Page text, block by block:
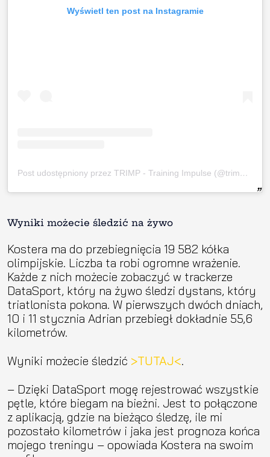
Wyświetl ten post na Instagramie
Post udostępniony przez TRIMP - Training Impulse (@trimp.team)
Wyniki możecie śledzić na żywo
Kostera ma do przebiegnięcia 19 582 kółka
olimpijskie. Liczba ta robi ogromne wrażenie.
Każde z nich możecie zobaczyć w trackerze
DataSport, który na żywo śledzi dystans, który
triatlonista pokona. W pierwszych dwóch dniach,
10 i 11 stycznia Adrian przebiegł dokładnie 55,6
kilometrów.
Wyniki możecie śledzić >TUTAJ<.
– Dzięki DataSport mogę rejestrować wszystkie
pętle, które biegam na bieżni. Jest to połączone
z aplikacją, gdzie na bieżąco śledzę, ile mi
pozostało kilometrów i jaka jest prognoza końca
mojego treningu – opowiada Kostera na swoim